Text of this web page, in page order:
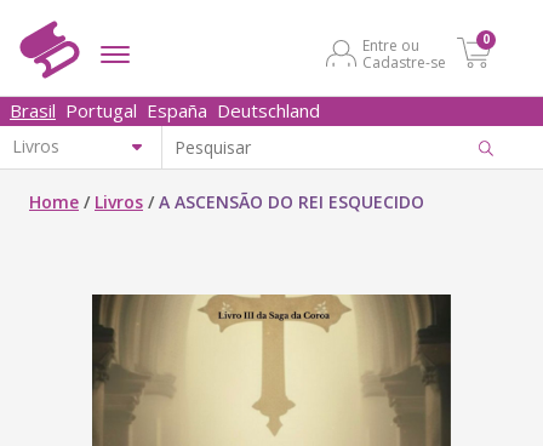
Entre ou
Cadastre-se
0
Brasil Portugal España Deutschland
Home / Livros /A ASCENSÃO DO REI ESQUECIDO